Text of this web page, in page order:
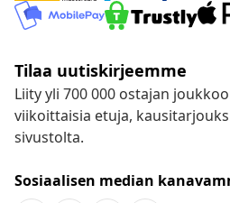
Tilaa uutiskirjeemme
Liity yli 700 000 ostajan
viikoittaisia etuja,
sivustolta.
Sosiaalisen median